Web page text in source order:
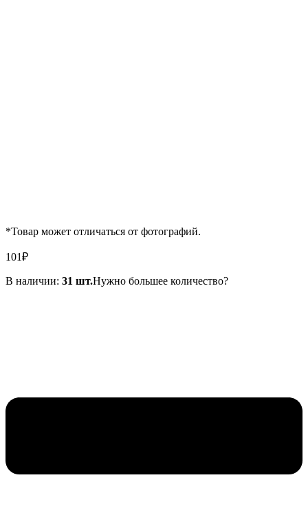
*Товар может отличаться от фотографий.
101₽
В наличии: 31 шт.Нужно большее количество?